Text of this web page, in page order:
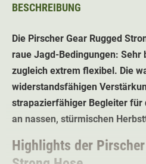
BESCHREIBUNG
Die Pirscher Gear Rugged
raue Jagd-Bedingungen: Sehr
zugleich extrem flexibel. Die
widerstandsfähigen
strapazierfähiger Begleiter für
an nassen, stürmischen
Highlights der Pirscher